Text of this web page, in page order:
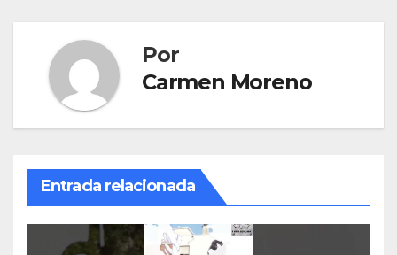
Por
Carmen Moreno
Entrada relacionada